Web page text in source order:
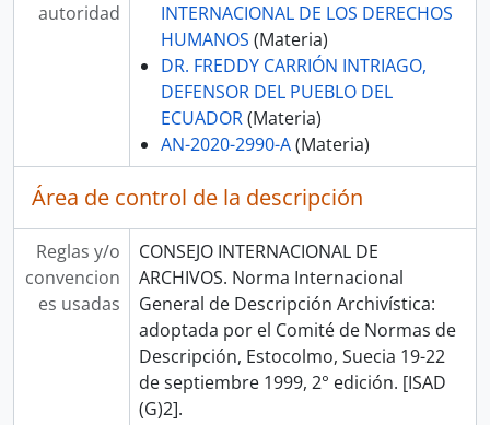
autoridad
INTERNACIONAL DE LOS DERECHOS
HUMANOS (Materia)
DR. FREDDY CARRIÓN INTRIAGO,
DEFENSOR DEL PUEBLO DEL
ECUADOR(Materia)
AN-2020-2990-A(Materia)
Área de control de la descripción
Reglas y/o
convencion
es usadas
CONSEJO INTERNACIONAL DE
ARCHIVOS. Norma Internacional
General de Descripción Archivística:
adoptada por el Comité de Normas de
Descripción, Estocolmo, Suecia 19-22
de septiembre 1999, 2° edición. [ISAD
(G)2].